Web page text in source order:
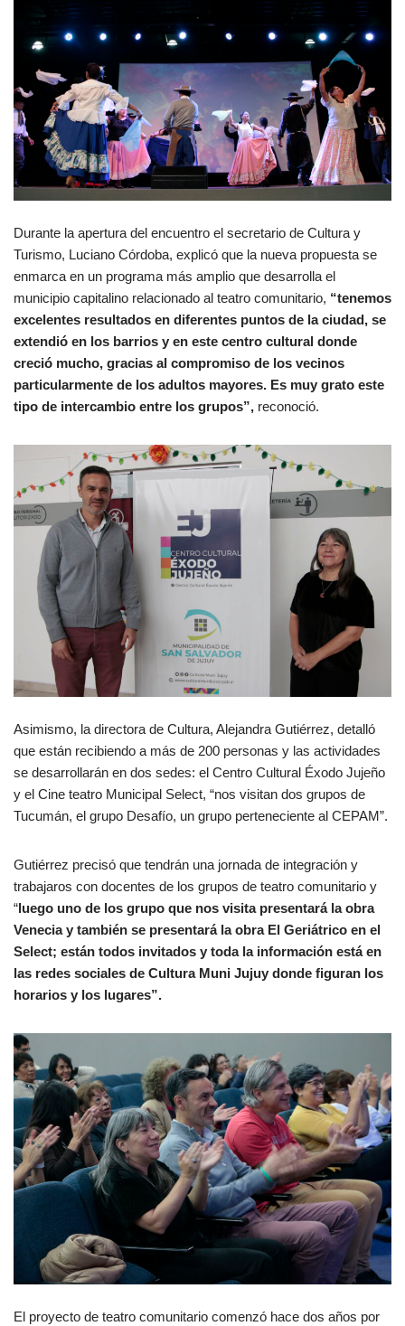
Durante la apertura del encuentro el secretario de Cultura y
Turismo, Luciano Córdoba, explicó que la nueva propuesta se
enmarca en un programa más amplio que desarrolla el
municipio capitalino relacionado al teatro comunitario, “tenemos
excelentes resultados en diferentes puntos de la ciudad, se
extendió en los barrios y en este centro cultural donde
creció mucho, gracias al compromiso de los vecinos
particularmente de los adultos mayores. Es muy grato este
tipo de intercambio entre los grupos”, reconoció.
Asimismo, la directora de Cultura, Alejandra Gutiérrez, detalló
que están recibiendo a más de 200 personas y las actividades
se desarrollarán en dos sedes: el Centro Cultural Éxodo Jujeño
y el Cine teatro Municipal Select, “nos visitan dos grupos de
Tucumán, el grupo Desafío, un grupo perteneciente al CEPAM”.
Gutiérrez precisó que tendrán una jornada de integración y
trabajaros con docentes de los grupos de teatro comunitario y
“luego uno de los grupo que nos visita presentará la obra
Venecia y también se presentará la obra El Geriátrico en el
Select; están todos invitados y toda la información está en
las redes sociales de Cultura Muni Jujuy donde figuran los
horarios y los lugares”.
El proyecto de teatro comunitario comenzó hace dos años por